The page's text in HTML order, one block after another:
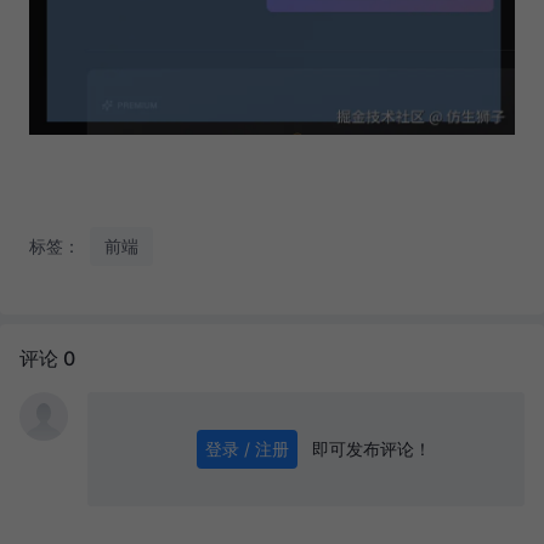
标签： 前端
评论 0
登录 / 注册 即可发布评论！